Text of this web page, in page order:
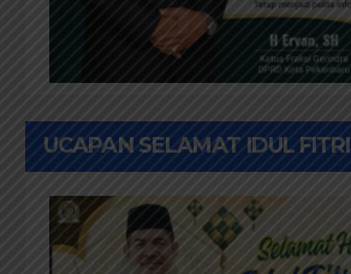
UCAPAN SELAMAT IDUL